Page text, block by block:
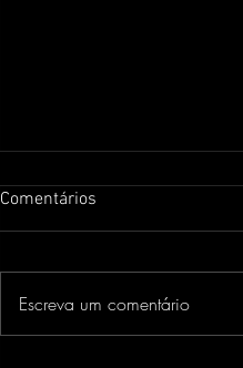
Comentários
Escreva um comentário